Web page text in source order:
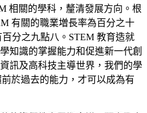
相關的學科，釐清發展方向。根
有關的職業増長率為百分之十
分之九點八。STEM 教育造就
知識的掌握能力和促進新一代創
訊及高科技主導世界，我們的學
於過去的能力，才可以成為有